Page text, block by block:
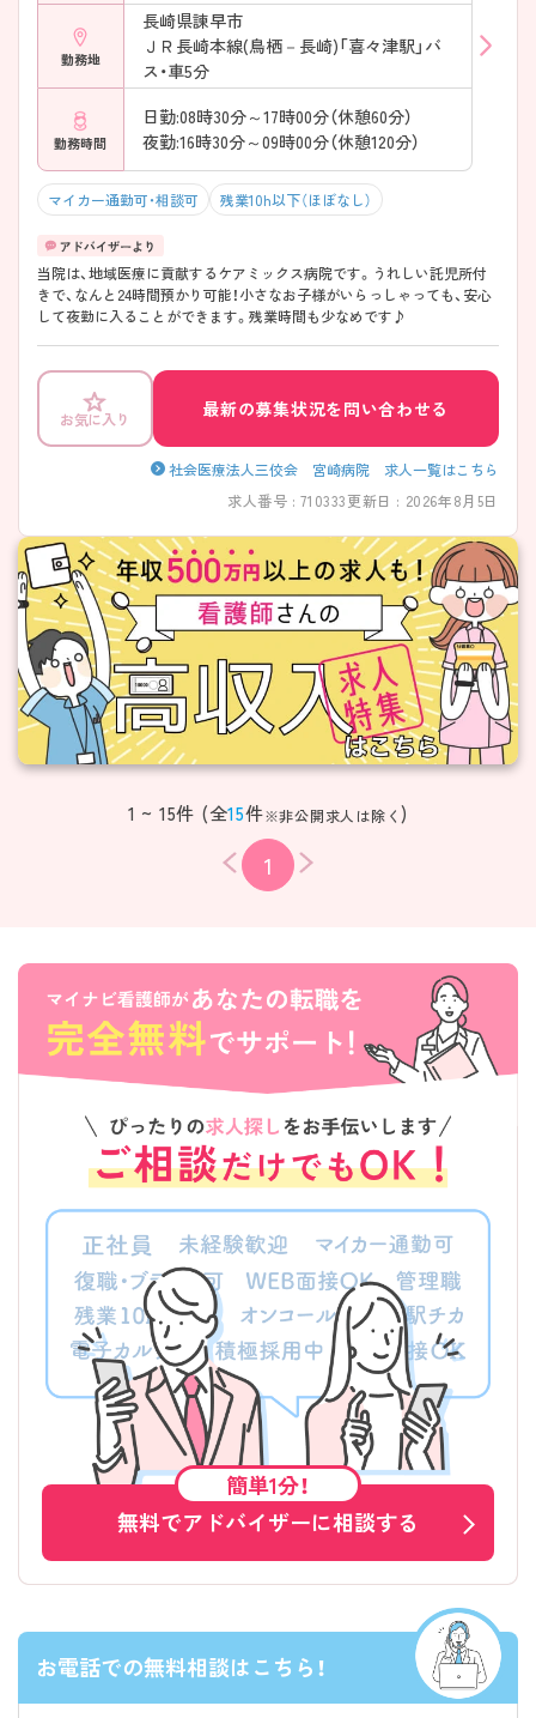
勤務地
長崎県諫早市
ＪＲ長崎本線(鳥栖－長崎)「喜々津駅」バ
ス・車5分
勤務時間
日勤:08時30分～17時00分（休憩60分）
夜勤:16時30分～09時00分（休憩120分）
マイカー通勤可・相談可 残業10h以下（ほぼなし）
当院は、地域医療に貢献するケアミックス病院です。うれしい託児所付
きで、なんと24時間預かり可能！小さなお子様がいらっしゃっても、安心
して夜勤に入ることができます。残業時間も少なめです♪
お気に入り 最新の募集状況を問い合わせる
社会医療法人三佼会 宮崎病院 求人一覧はこちら
求人番号 : 710333更新日 : 2026年8月5日
1 ~ 15件 (全15件※非公開求人は除く )
1
簡単1分！
無料でアドバイザーに相談する
お電話での無料相談はこちら！